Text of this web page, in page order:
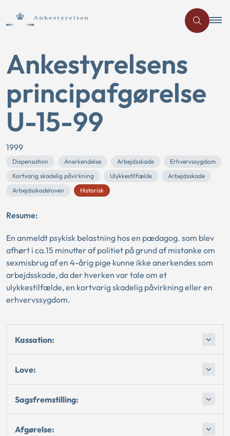
Ankestyrelsens
principafgørelse
U-15-99
1999
Dispensation Anerkendelse Arbejdsskade
Erhvervssygdom
Kortvarig skadelig påvirkning
Ulykkestilfælde
Arbejdsskade
Arbejdsskadeloven
Historisk
Resume:
En anmeldt psykisk belastning hos en pædagog. som blev
afhørt i ca.15 minutter af politiet på grund af mistanke om
sexmisbrug af en 4-årig pige kunne ikke anerkendes som
arbejdsskade, da der hverken var tale om et
ulykkestilfælde, en kortvarig skadelig påvirkning eller en
erhvervssygdom.
Kassation:
Love:
Sagsfremstilling:
Afgørelse: